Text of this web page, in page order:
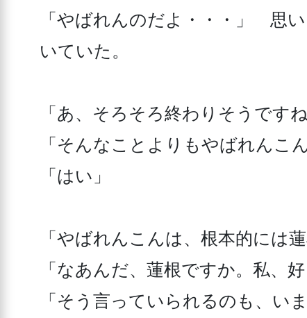
「やばれんのだよ・・・」　思
いていた。
「あ、そろそろ終わりそうですね
「そんなことよりもやばれんこ
「はい」
「やばれんこんは、根本的には
「なあんだ、蓮根ですか。私、
「そう言っていられるのも、い